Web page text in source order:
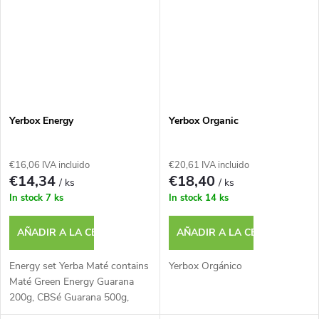
Yerbox Energy
€16,06 IVA incluido
€14,34/ ks
In stock 7 ks
AÑADIR A LA CESTA
Energy set Yerba Maté contains
Maté Green Energy Guarana
200g, CBSé Guarana 500g,
Fede Ric
Yerbox Organic
€20,61 IVA incluido
€18,40/ ks
In stock 14 ks
AÑADIR A LA CESTA
Yerbox Orgánico